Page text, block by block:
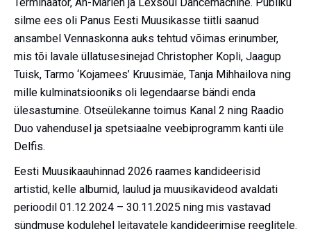
Terminaator, An-Marlen ja Lexsoul Dancemachine. Publiku
silme ees oli Panus Eesti Muusikasse tiitli saanud
ansambel Vennaskonna auks tehtud võimas erinumber,
mis tõi lavale üllatusesinejad Christopher Kopli, Jaagup
Tuisk, Tarmo ‘Kojamees’ Kruusimäe, Tanja Mihhailova ning
mille kulminatsiooniks oli legendaarse bändi enda
ülesastumine. Otseülekanne toimus Kanal 2 ning Raadio
Duo vahendusel ja spetsiaalne veebiprogramm kanti üle
Delfis.
Eesti Muusikaauhinnad 2026 raames kandideerisid
artistid, kelle albumid, laulud ja muusikavideod avaldati
perioodil 01.12.2024 – 30.11.2025 ning mis vastavad
sündmuse kodulehel leitavatele kandideerimise reeglitele.